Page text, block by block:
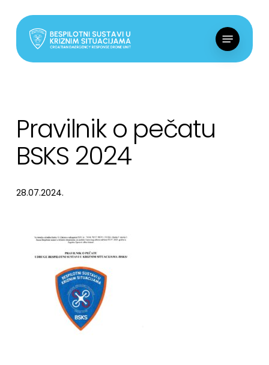
content
Menu
Pravilnik o pečatu
BSKS 2024
28.07.2024.